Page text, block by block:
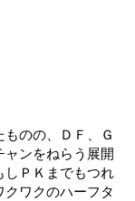
のの、ＤＦ、Ｇ
ャンをねらう展開
しＰＫまでもつれ
ワクのハーフタ